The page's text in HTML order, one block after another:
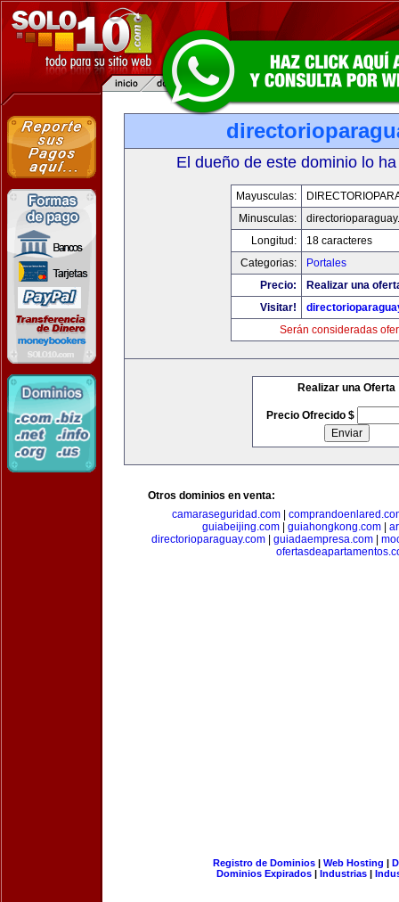
El dueño de este dominio lo
Mayusculas:
Minusculas:
Longitud:
18 caracteres
Categorias:
Portales
Precio:
Realizar una
Visitar!
Serán consideradas
Realizar una Oferta
Precio Ofrecido $
Otros dominios en venta:
camaraseguridad.com
guiabeijing.com
guiahongkong.com
directorioparaguay.com| guiadaempresa.com|
Registro de Dominios| Web Hosting |
Dominios Expirados | Industrias |